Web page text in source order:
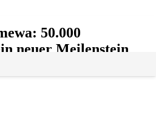
50.000
neuer Meilenstein